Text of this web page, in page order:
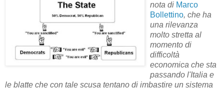
nota di Marco
Bollettino, che ha
una rilevanza
molto stretta al
momento di
difficoltà
economica che sta
passando l'Italia e
le blatte che con tale scusa tentano di imbastire un sistema